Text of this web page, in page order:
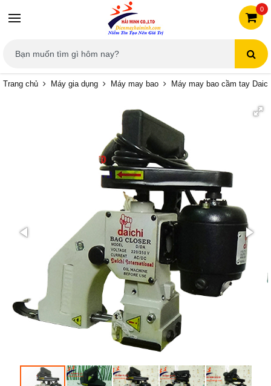
0
Trang chủ Máy gia dụng Máy may bao Máy may bao cầm tay